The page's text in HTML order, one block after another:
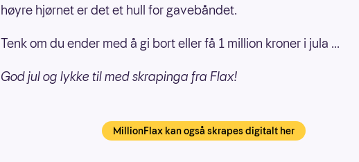
høyre hjørnet er det et hull for gavebåndet.
Tenk om du ender med å gi bort eller få 1 million kroner i jula ...
God jul og lykke til med skrapinga fra Flax!
MillionFlax kan også skrapes digitalt her